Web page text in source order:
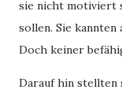
sie nicht motiviert
sollen. Sie kannten
Doch keiner
Darauf hin stellten